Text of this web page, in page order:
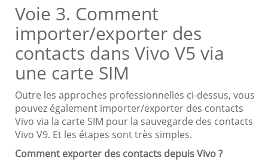
Voie 3. Comment
importer/exporter des
contacts dans Vivo V5 via
une carte SIM
Outre les approches professionnelles ci-dessus, vous
pouvez également importer/exporter des contacts
Vivo via la carte SIM pour la sauvegarde des contacts
Vivo V9. Et les étapes sont très simples.
Comment exporter des contacts depuis Vivo ?